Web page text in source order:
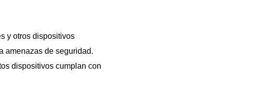
y otros dispositivos
amenazas de seguridad.
dispositivos cumplan con